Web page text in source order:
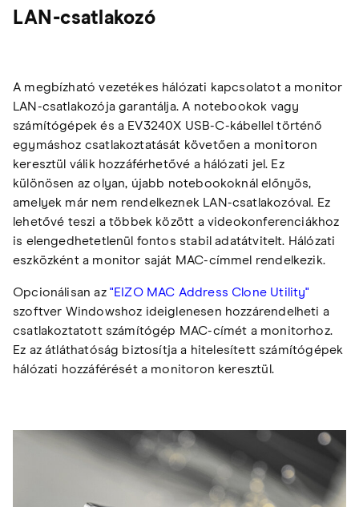
LAN-csatlakozó
A megbízható vezetékes hálózati kapcsolatot a monitor
LAN-csatlakozója garantálja. A notebookok vagy
számítógépek és a EV3240X USB-C-kábellel történő
egymáshoz csatlakoztatását követően a monitoron
keresztül válik hozzáférhetővé a hálózati jel. Ez
különösen az olyan, újabb notebookoknál előnyös,
amelyek már nem rendelkeznek LAN-csatlakozóval. Ez
lehetővé teszi a többek között a videokonferenciákhoz
is elengedhetetlenül fontos stabil adatátvitelt. Hálózati
eszközként a monitor saját MAC-címmel rendelkezik.
Opcionálisan az "EIZO MAC Address Clone Utility"
szoftver Windowshoz ideiglenesen hozzárendelheti a
csatlakoztatott számítógép MAC-címét a monitorhoz.
Ez az átláthatóság biztosítja a hitelesített számítógépek
hálózati hozzáférését a monitoron keresztül.